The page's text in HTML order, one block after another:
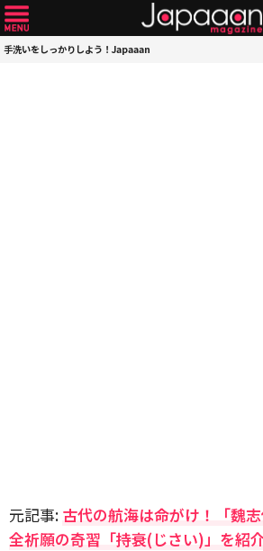
手洗いをしっかりしよう！Japaaan
元記事: 古代の航海は命がけ！「魏
全祈願の奇習「持衰(じさい)」を紹